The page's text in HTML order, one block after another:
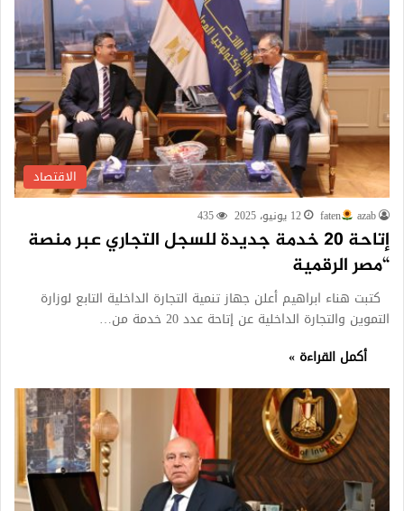
الاقتصاد
faten azab 12 يونيو، 2025 435
إتاحة 20 خدمة جديدة للسجل التجاري عبر منصة
“مصر الرقمية
كتبت هناء ابراهيم أعلن جهاز تنمية التجارة الداخلية التابع لوزارة
التموين والتجارة الداخلية عن إتاحة عدد 20 خدمة من…
أكمل القراءة »